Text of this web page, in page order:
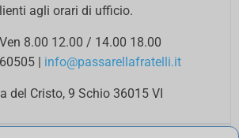
agli orari di ufficio.
8.00 12.00 / 14.00 18.00
info@passarellafratelli.it
del Cristo, 9 Schio 36015 VI